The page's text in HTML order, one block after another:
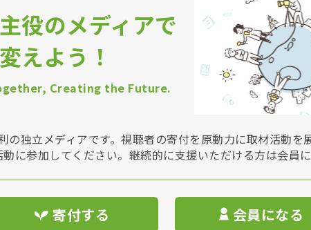
役のメディアで
えよう！
Creating the Future.
独立メディアです。視聴者の寄付を原動力に取材活動を
に参加してください。継続的に支援いただける方は会員に
寄付する 会員になる